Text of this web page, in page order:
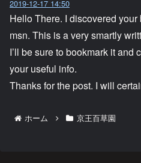
2019-12-17 14:50
Hello There. I discovered
msn. This is a very smartly
I’ll be sure to bookmark it and
your useful info.
Thanks for the post. I will
ホーム 京王百草園